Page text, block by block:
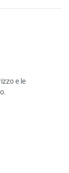
e le